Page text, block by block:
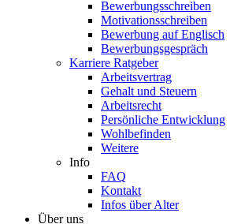
Bewerbungsschreiben
Motivationsschreiben
Bewerbung auf Englisch
Bewerbungsgespräch
Karriere Ratgeber
Arbeitsvertrag
Gehalt und Steuern
Arbeitsrecht
Persönliche Entwicklung
Wohlbefinden
Weitere
Info
FAQ
Kontakt
Infos über Alter
Über uns